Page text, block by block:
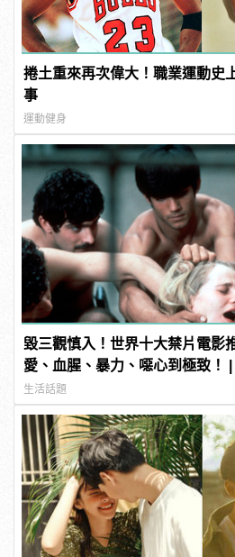
捲土重來再次偉大！職業運動史
事
運動健身
毀三觀慎入！世界十大禁片電影
愛、血腥、暴力、噁心到極致！
男
生活話題